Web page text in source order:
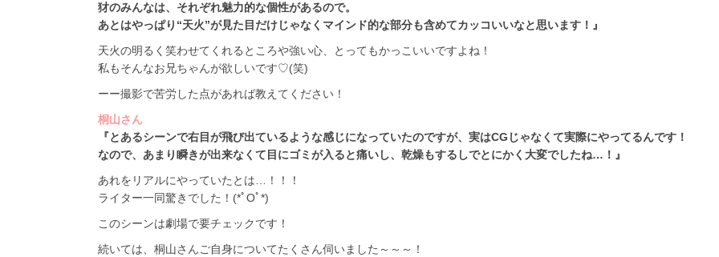
犲のみんなは、それぞれ魅力的な個性があるので。
あとはやっぱり“天火”が見た目だけじゃなくマインド的な部分も含めてカッコいいなと思います！』
天火の明るく笑わせてくれるところや強い心、とってもかっこいいですよね！
私もそんなお兄ちゃんが欲しいです♡(笑)
ーー撮影で苦労した点があれば教えてください！
桐山さん
『とあるシーンで右目が飛び出ているような感じになっていたのですが、実はCGじゃなくて実際にやってるんです！
なので、あまり瞬きが出来なくて目にゴミが入ると痛いし、乾燥もするしでとにかく大変でしたね…！』
あれをリアルにやっていたとは…！！！
ライター一同驚きでした！(*ﾟOﾟ*)
このシーンは劇場で要チェックです！
続いては、桐山さんご自身についてたくさん伺いました～～～！